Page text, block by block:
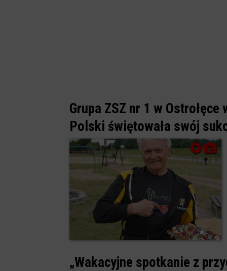
Grupa ZSZ nr 1 w
Polski świętowała swój
1
„Wakacyjne spotkanie z